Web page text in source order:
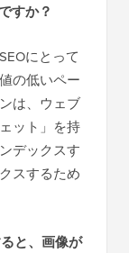
すか？
にとって
の低いペー
は、ウェブ
ット」を持
デックスす
スするため
と、画像が